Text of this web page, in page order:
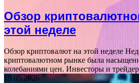
Обзор
этой неделе
Обзор криптовалют на этой неделе
криптовалютном рынке была
колебаниями цен. Инвесторы и
19.05.2026